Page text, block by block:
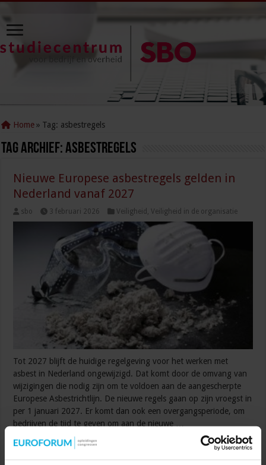
Home » Tag: asbestregels
Tag Archief:asbestregels
Nieuwe Europese asbestregels gelden in
Nederland vanaf 2027
sbo 3 februari 2026 Veiligheid ,Veiligheid in de organisatie
Tot 2027 blijft de huidige regelgeving voor het werken met
asbest in Nederland ongewijzigd. Dat komt door de omvang van
wijzigingen die nodig zijn om te voldoen aan de aangescherpte
Europese Asbestrichtlijn. De nieuwe regels gaan op zijn vroegst in
per 1 januari 2027. Er komt dan ook een overgangsperiode, om
bedrijven de tijd te geven om aan de nieuwe …
Lees verder »